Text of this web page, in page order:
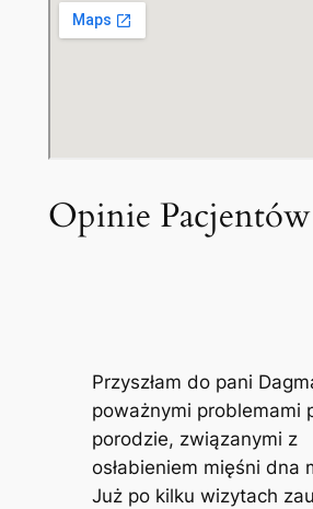
Opinie Pacjentów
Przyszłam do pani
poważnymi problemami
porodzie, związanymi z
osłabieniem mięśni dna
Już po kilku wizytach